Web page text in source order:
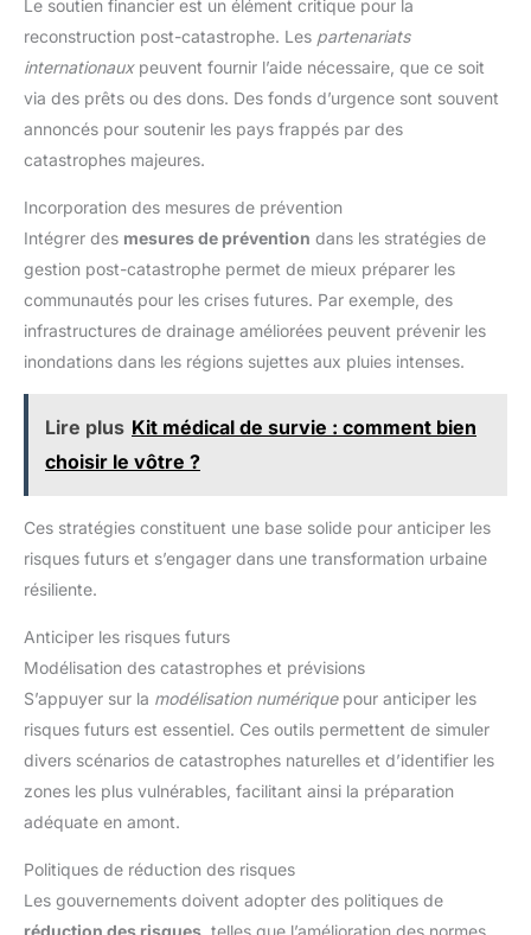
Le soutien financier est un élément critique pour la
reconstruction post-catastrophe. Les partenariats
internationauxpeuvent fournir l’aide nécessaire, que ce soit
via des prêts ou des dons. Des fonds d’urgence sont souvent
annoncés pour soutenir les pays frappés par des
catastrophes majeures.
Incorporation des mesures de prévention
Intégrer des mesures de prévention dans les stratégies de
gestion post-catastrophe permet de mieux préparer les
communautés pour les crises futures. Par exemple, des
infrastructures de drainage améliorées peuvent prévenir les
inondations dans les régions sujettes aux pluies intenses.
Lire plus Kit médical de survie : comment bien
choisir le vôtre ?
Ces stratégies constituent une base solide pour anticiper les
risques futurs et s’engager dans une transformation urbaine
résiliente.
Anticiper les risques futurs
Modélisation des catastrophes et prévisions
S’appuyer sur la modélisation numériquepour anticiper les
risques futurs est essentiel. Ces outils permettent de simuler
divers scénarios de catastrophes naturelles et d’identifier les
zones les plus vulnérables, facilitant ainsi la préparation
adéquate en amont.
Politiques de réduction des risques
Les gouvernements doivent adopter des politiques de
réduction des risques , telles que l’amélioration des normes